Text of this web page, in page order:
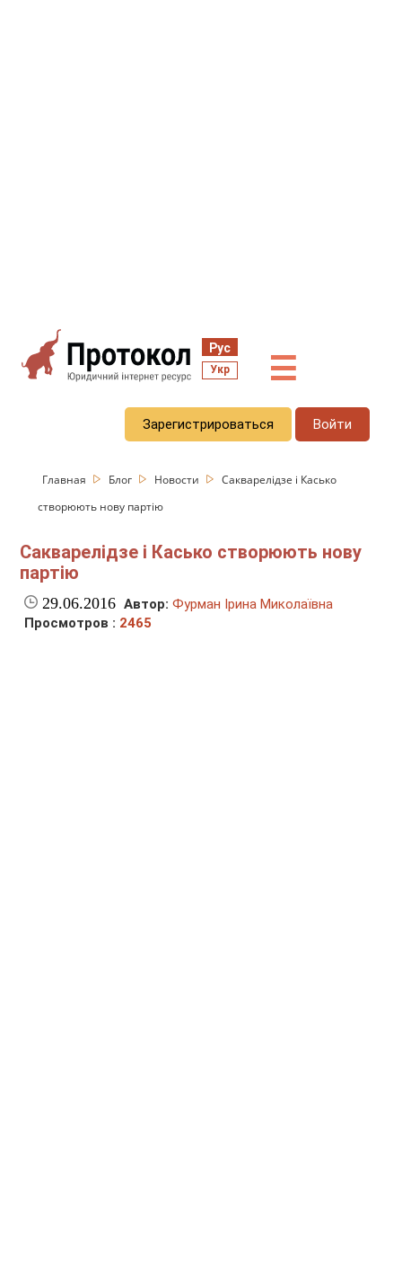
Рус
Укр ☰
Зарегистрироваться Войти
Главная Блог Новости
Сакварелідзе і Касько
створюють нову партію
Сакварелідзе і Касько створюють нову
партію
29.06.2016 Автор: Фурман Ірина Миколаївна
Просмотров : 2465